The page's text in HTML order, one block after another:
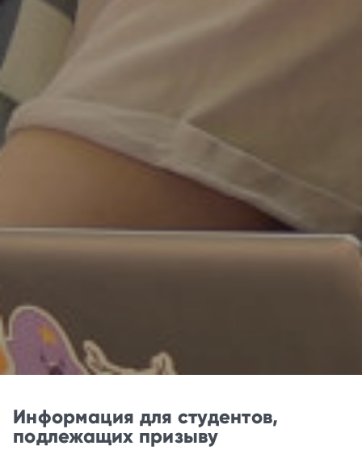
Информация для студентов,
подлежащих призыву